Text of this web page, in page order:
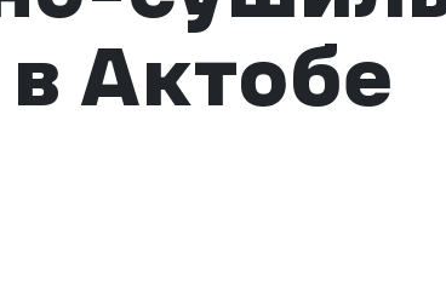
Актобе